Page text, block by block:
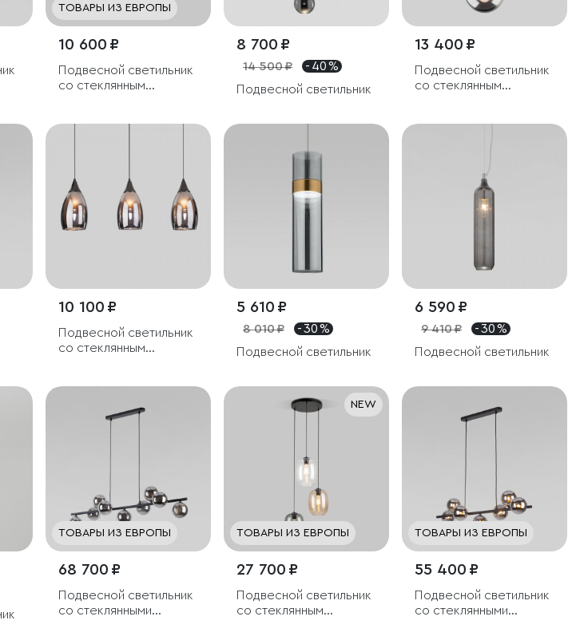
ТОВАРЫ ИЗ ЕВРОПЫ
10 600 ₽
Подвесной светильник
со стеклянным
8 700 ₽
14 500 ₽
- 40 %
Подвесной светильник
13 400 ₽
Подвесной светильник
со стеклянным
10 100 ₽
Подвесной светильник
со стеклянным
5 610 ₽
8 010 ₽
- 30 %
Подвесной светильник
6 590 ₽
9 410 ₽
- 30 %
Подвесной светильник
ТОВАРЫ ИЗ ЕВРОПЫ
68 700 ₽
Подвесной светильник
со стеклянными
NEW
ТОВАРЫ ИЗ ЕВРОПЫ
27 700 ₽
Подвесной светильник
со стеклянным
ТОВАРЫ ИЗ ЕВРОПЫ
55 400 ₽
Подвесной светильник
со стеклянными